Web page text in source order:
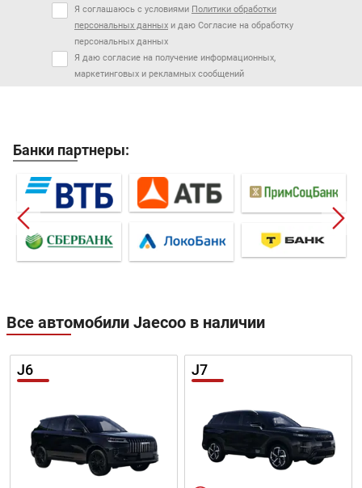
Я соглашаюсь с условиями Политики обработки
персональных данных и даю Согласие на обработку
персональных данных
Я даю согласие на получение информационных,
маркетинговых и рекламных сообщений
Банки партнеры:
Все автомобили Jaecoo в наличии
J6 J7